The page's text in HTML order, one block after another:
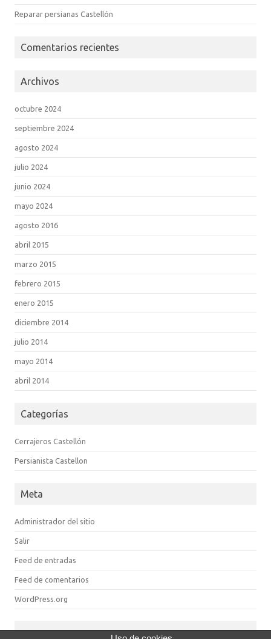
Reparar persianas Castellón
Comentarios recientes
Archivos
octubre 2024
septiembre 2024
agosto 2024
julio 2024
junio 2024
mayo 2024
agosto 2016
abril 2015
marzo 2015
febrero 2015
enero 2015
diciembre 2014
julio 2014
mayo 2014
abril 2014
Categorías
Cerrajeros Castellón
Persianista Castellon
Meta
Administrador del sitio
Salir
Feed de entradas
Feed de comentarios
WordPress.org